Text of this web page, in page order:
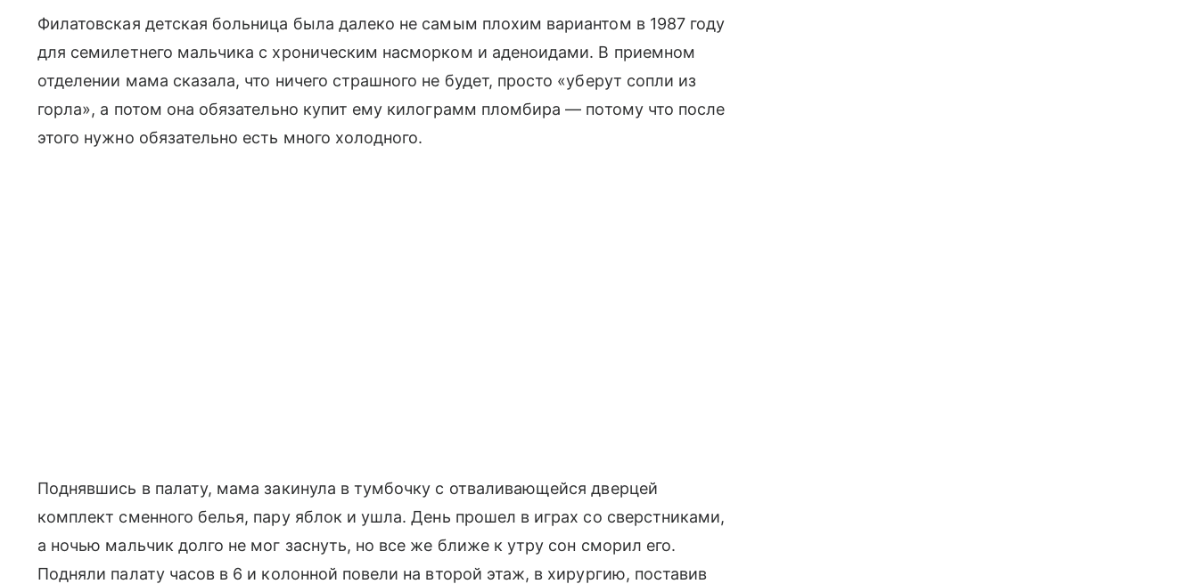
Филатовская детская больница была далеко не самым плохим вариантом в 1987 году
для семилетнего мальчика с хроническим насморком и аденоидами. В приемном
отделении мама сказала, что ничего страшного не будет, просто «уберут сопли из
горла», а потом она обязательно купит ему килограмм пломбира — потому что после
этого нужно обязательно есть много холодного.
Поднявшись в палату, мама закинула в тумбочку с отваливающейся дверцей
комплект сменного белья, пару яблок и ушла. День прошел в играх со сверстниками,
а ночью мальчик долго не мог заснуть, но все же ближе к утру сон сморил его.
Подняли палату часов в 6 и колонной повели на второй этаж, в хирургию, поставив